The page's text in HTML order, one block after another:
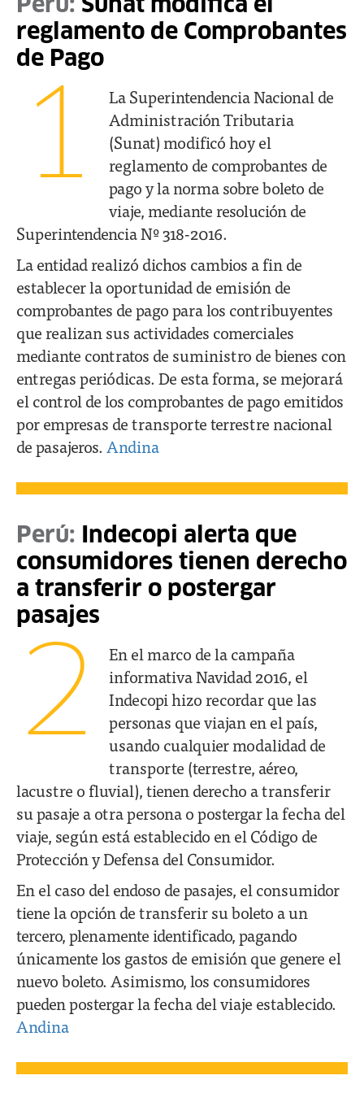
Perú: Sunat modifica el
reglamento de Comprobantes
de Pago
1
La Superintendencia Nacional de
Administración Tributaria
(Sunat) modificó hoy el
reglamento de comprobantes de
pago y la norma sobre boleto de
viaje, mediante resolución de
Superintendencia Nº 318-2016.
La entidad realizó dichos cambios a fin de
establecer la oportunidad de emisión de
comprobantes de pago para los contribuyentes
que realizan sus actividades comerciales
mediante contratos de suministro de bienes con
entregas periódicas. De esta forma, se mejorará
el control de los comprobantes de pago emitidos
por empresas de transporte terrestre nacional
de pasajeros. Andina
Perú: Indecopi alerta que
consumidores tienen derecho
a transferir o postergar
pasajes
2
En el marco de la campaña
informativa Navidad 2016, el
Indecopi hizo recordar que las
personas que viajan en el país,
usando cualquier modalidad de
transporte (terrestre, aéreo,
lacustre o fluvial), tienen derecho a transferir
su pasaje a otra persona o postergar la fecha del
viaje, según está establecido en el Código de
Protección y Defensa del Consumidor.
En el caso del endoso de pasajes, el consumidor
tiene la opción de transferir su boleto a un
tercero, plenamente identificado, pagando
únicamente los gastos de emisión que genere el
nuevo boleto. Asimismo, los consumidores
pueden postergar la fecha del viaje establecido.
Andina